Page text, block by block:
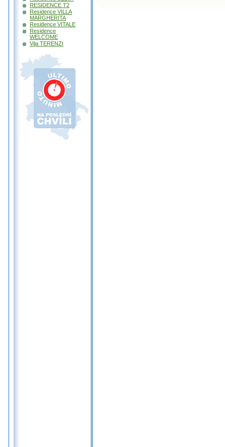
RESIDENCE T2
Residence VILLA
MARGHERITA
Residence VITALE
Residence
WELCOME
Vila TERENZI